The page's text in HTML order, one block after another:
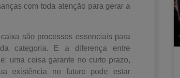
com toda atenção para gerar a
são processos essenciais para
categoria. E a diferença entre
uma coisa garante no curto prazo,
existência no futuro pode estar